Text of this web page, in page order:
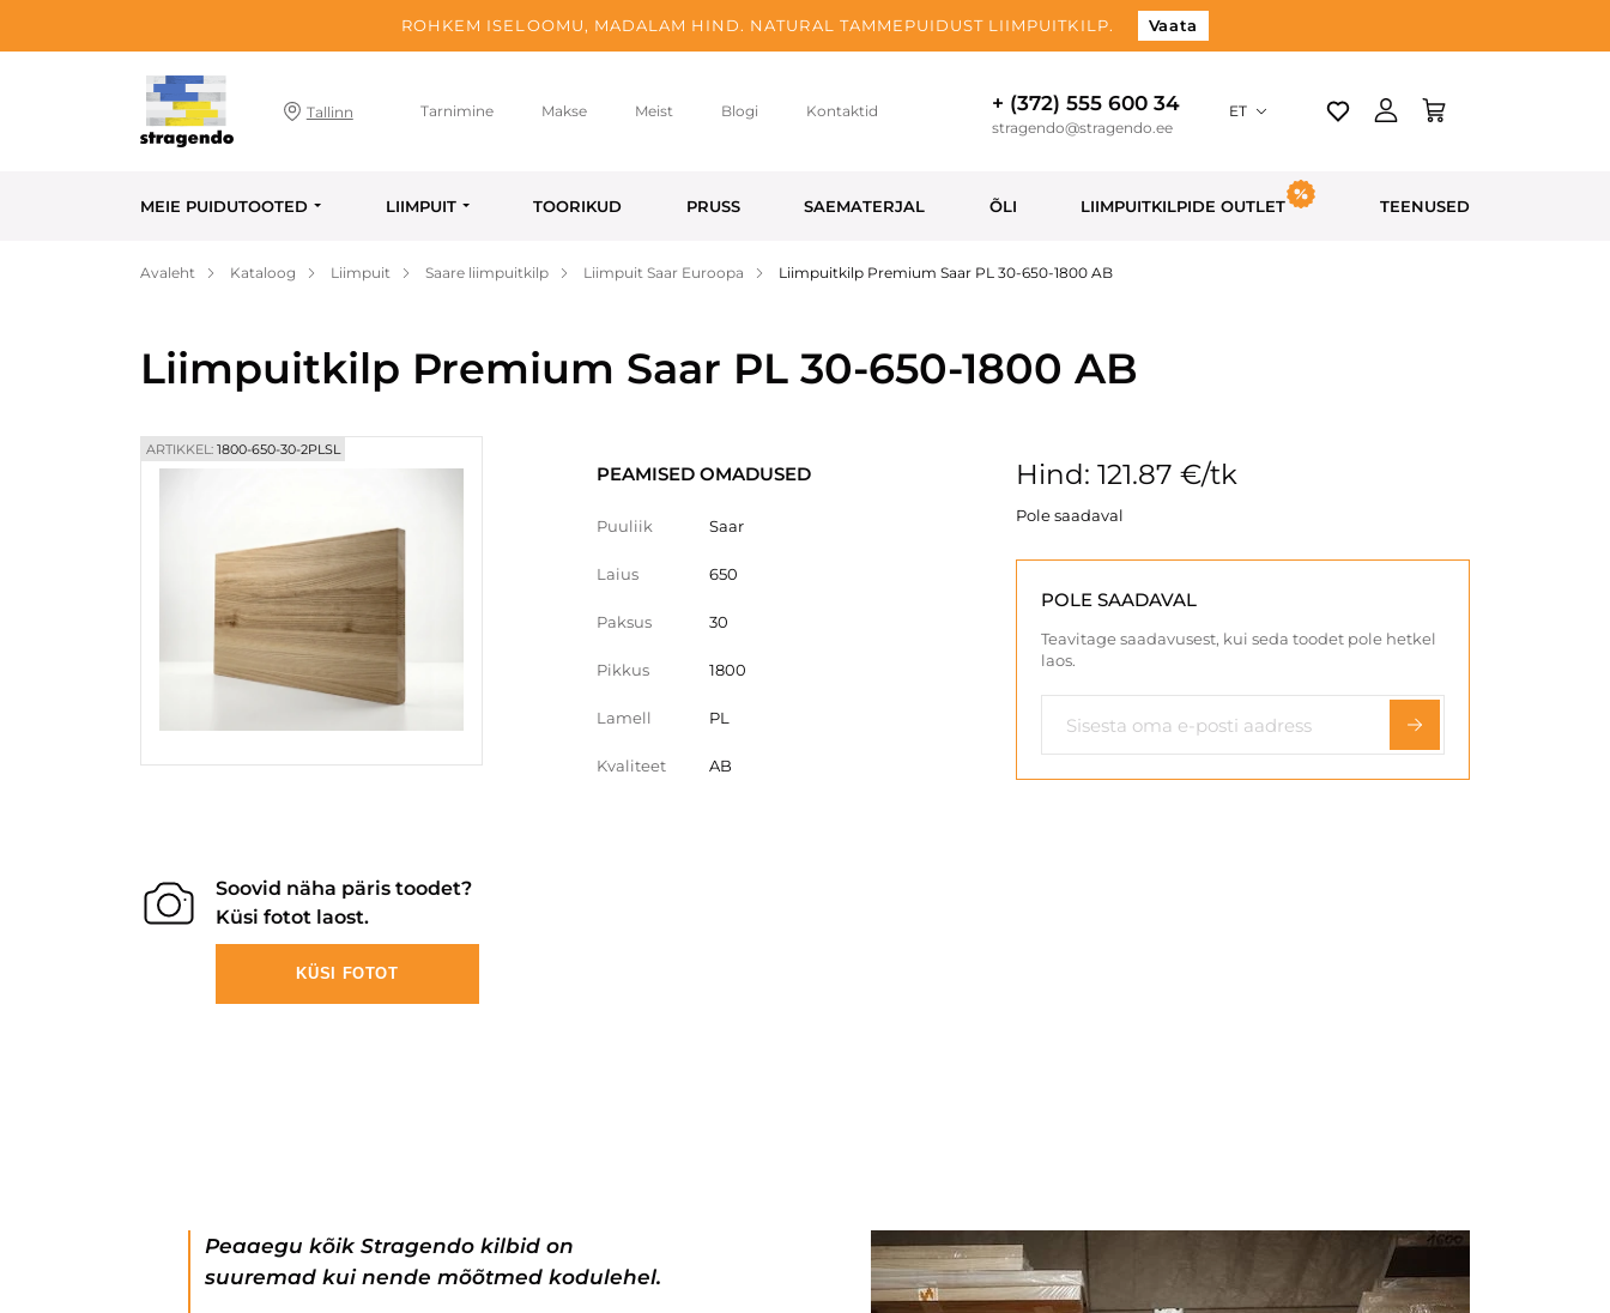
ROHKEM ISELOOMU, MADALAM HIND. NATURAL TAMMEPUIDUST LIIMPUITKILP. Vaata
Tallinn Tarnimine Makse Meist Blogi Kontaktid + (372) 555 600 34
stragendo@stragendo.ee
ET
MEIE PUIDUTOOTED LIIMPUIT TOORIKUD PRUSS SAEMATERJAL ÕLI LIIMPUITKILPIDE OUTLET TEENUSED
Avaleht Kataloog Liimpuit Saare liimpuitkilp Liimpuit Saar Euroopa Liimpuitkilp Premium Saar PL 30-650-1800 AB
Liimpuitkilp Premium Saar PL 30-650-1800 AB
ARTIKKEL: 1800-650-30-2PLSL
PEAMISED OMADUSED
Puuliik Saar
Laius 650
Paksus 30
Pikkus 1800
Lamell PL
Kvaliteet AB
Hind: 121.87 €/tk
Pole saadaval
POLE SAADAVAL
Teavitage saadavusest, kui seda toodet pole hetkel
laos.
Soovid näha päris toodet?
Küsi fotot laost.
KÜSI FOTOT
Peaaegu kõik Stragendo kilbid on
suuremad kui nende mõõtmed kodulehel.